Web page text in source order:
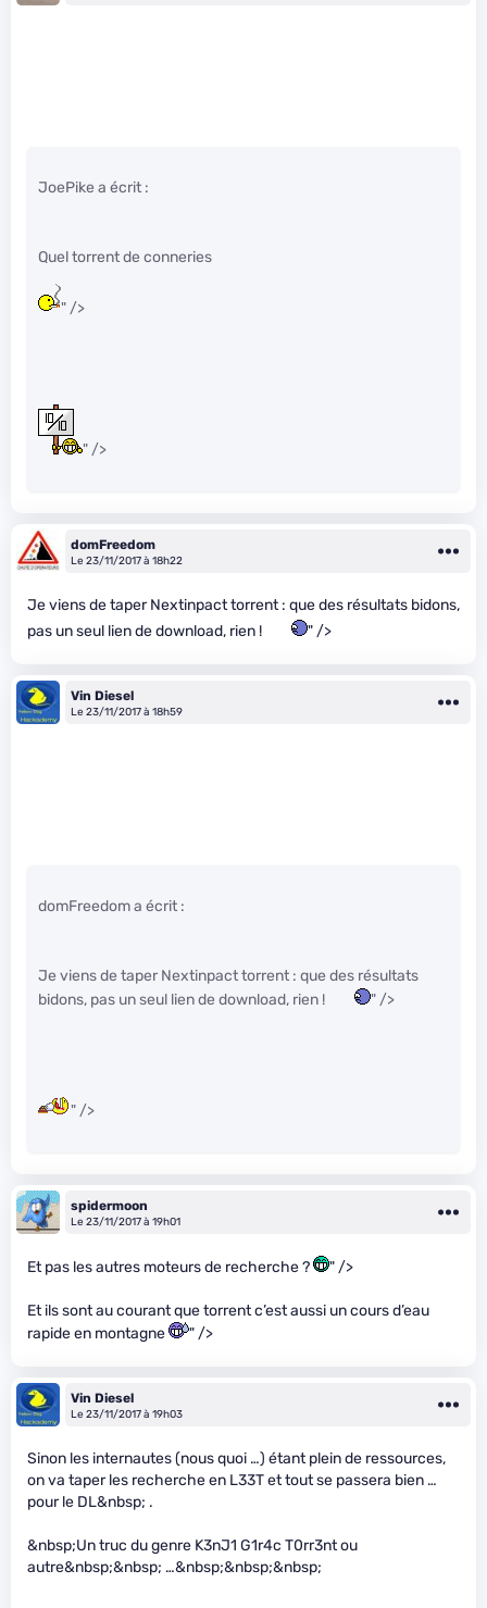
JoePike a écrit :
Quel torrent de conneries
" />
" />
domFreedom
Le 23/11/2017 à 18h22
Je viens de taper Nextinpact torrent : que des résultats bidons,
pas un seul lien de download, rien !
" />
Vin Diesel
Le 23/11/2017 à 18h59
domFreedom a écrit :
Je viens de taper Nextinpact torrent : que des résultats
bidons, pas un seul lien de download, rien !
" />
" />
spidermoon
Le 23/11/2017 à 19h01
Et pas les autres moteurs de recherche ? " />
Et ils sont au courant que torrent c’est aussi un cours d’eau
rapide en montagne
" />
Vin Diesel
Le 23/11/2017 à 19h03
Sinon les internautes (nous quoi …) étant plein de ressources,
on va taper les recherche en L33T et tout se passera bien …
pour le DL&nbsp; .
&nbsp;Un truc du genre K3nJ1 G1r4c T0rr3nt ou
autre&nbsp;&nbsp; …&nbsp;&nbsp;&nbsp;